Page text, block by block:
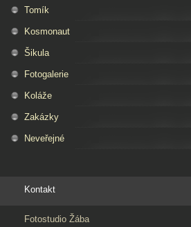
Tomík
Kosmonaut
Šikula
Fotogalerie
Koláže
Zakázky
Neveřejné
Kontakt
Fotostudio Žába